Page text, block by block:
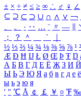
± × ÷ ≠ ≤ ≥ ∞ ∴ ♂ ♀ ∠
⊆ ⊇ ⊂ ⊃ ∪ ∩ ∧ ∨ ￢
、
。 · ‥ … ¨ 〃 ―
；
？ ＾ ｀
½ ⅓ ⅔ ¼ ¾ ⅛ ⅜ ⅝ ⅞ ¹ ²
Æ Ð Ħ Ĳ Ł Ø Œ Þ Ŧ Ŋ
А Б В Г Д Е Ё Ж З И Й
Ы Ь Э Ю Я а б в г д е ё
ы ь э ю я
′ ″ ℃ Å ￠ ￡ ￥ ¤ ℉ ‰